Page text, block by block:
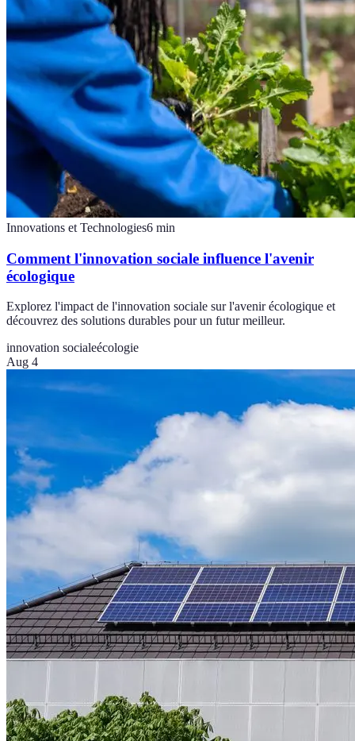
Innovations et Technologies6 min
Comment l'innovation sociale influence l'avenir
écologique
Explorez l'impact de l'innovation sociale sur l'avenir écologique et
découvrez des solutions durables pour un futur meilleur.
innovation socialeécologie
Aug 4